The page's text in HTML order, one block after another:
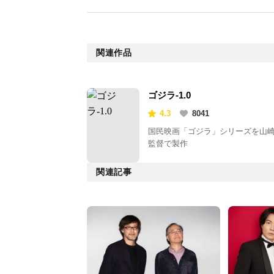
関連作品
ゴジラ-1.0
4.3
8041
国民映画「ゴジラ」シリーズを山
監督で製作
関連記事